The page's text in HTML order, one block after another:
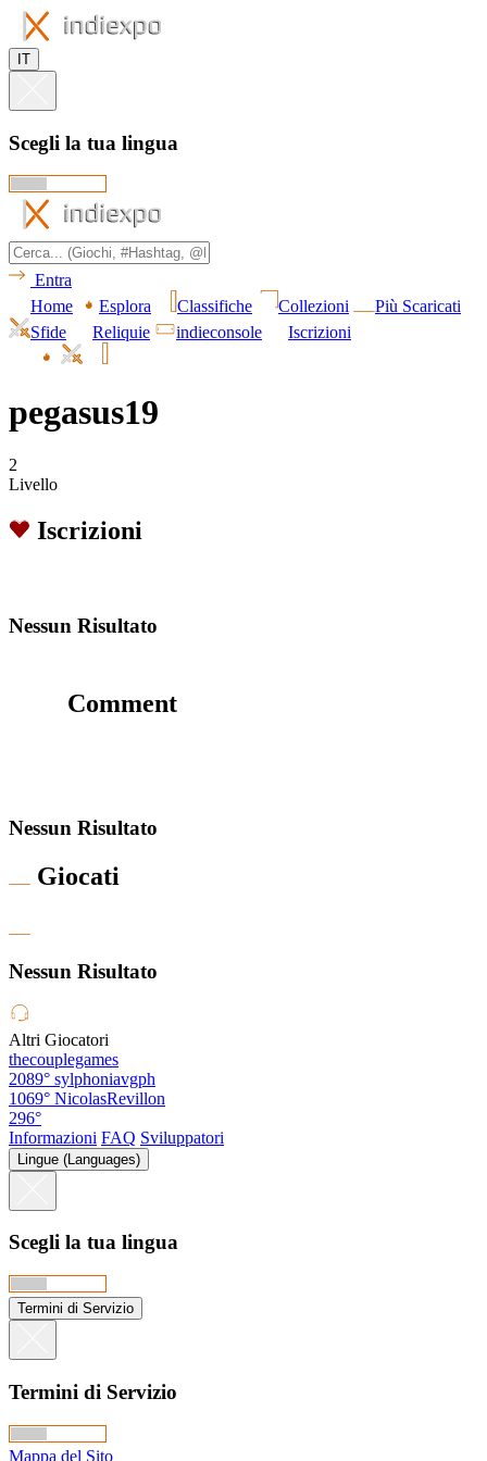
IT
Scegli la tua lingua
Entra
Home
Esplora Classifiche Collezioni
Più Scaricati
Sfide
Reliquie indieconsole Iscrizioni
pegasus19
2
Livello
Iscrizioni
Nessun Risultato
Comment
Nessun Risultato
Giocati
Nessun Risultato
Altri Giocatori
thecouplegames
2089° sylphoniavgph
1069° NicolasRevillon
296°
Informazioni FAQ Sviluppatori
Lingue (Languages)
Scegli la tua lingua
Termini di Servizio
Termini di Servizio
Mappa del Sito